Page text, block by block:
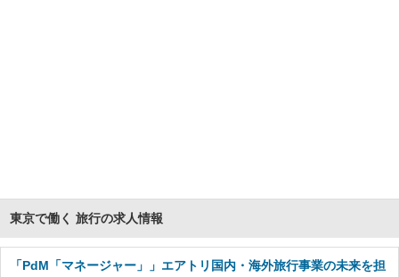
東京で働く 旅行の求人情報
「PdM「マネージャー」」エアトリ国内・海外旅行事業の未来を担